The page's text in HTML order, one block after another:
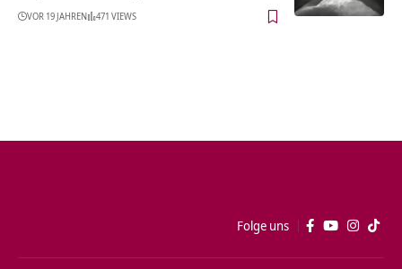
VOR 19 JAHREN 471 VIEWS
Folge uns